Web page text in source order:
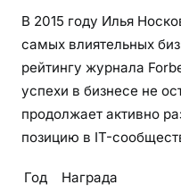
В 2015 году Илья
самых влиятельных
рейтингу журнала
успехи в бизнесе не
продолжает активно
позицию в IT-
Год
Награда